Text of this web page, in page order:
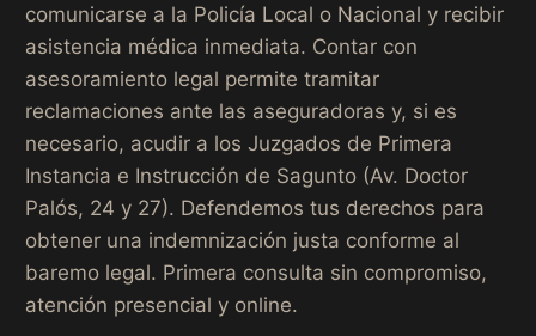
comunicarse a la Policía Local o Nacional y recibir
asistencia médica inmediata. Contar con
asesoramiento legal permite tramitar
reclamaciones ante las aseguradoras y, si es
necesario, acudir a los Juzgados de Primera
Instancia e Instrucción de Sagunto (Av. Doctor
Palós, 24 y 27). Defendemos tus derechos para
obtener una indemnización justa conforme al
baremo legal. Primera consulta sin compromiso,
atención presencial y online.